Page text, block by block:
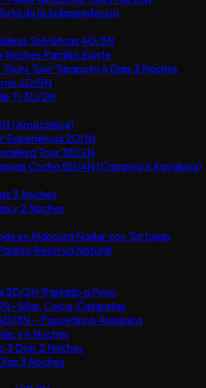
de la Independencia
Selváticas 4D/3N
Noches​​ Paraíso Existe
Tour Tarapoto 4 Días 3 Noches​​
6D/5N
Ti 3D/2N
(Amazónica)
Experiencia 2D/1N
Tour 3D/2N
Cocha 5D/4N (Camping & Kayaking)
3 Noches
y 2 Noches
en Mancora Nadar con Tortugas
Reserva Natural
2N Traslado a Puno
-Sillar, Colca, Cataratas
3N – Paquetes a Arequipa
y 4 Noches
3 Días 2 Noches
3 Noches